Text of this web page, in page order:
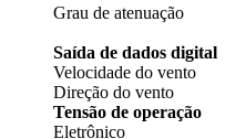
Grau de atenuação
Saída de dados digital
Velocidade do vento
Direção do vento
Tensão de operação
Eletrônico